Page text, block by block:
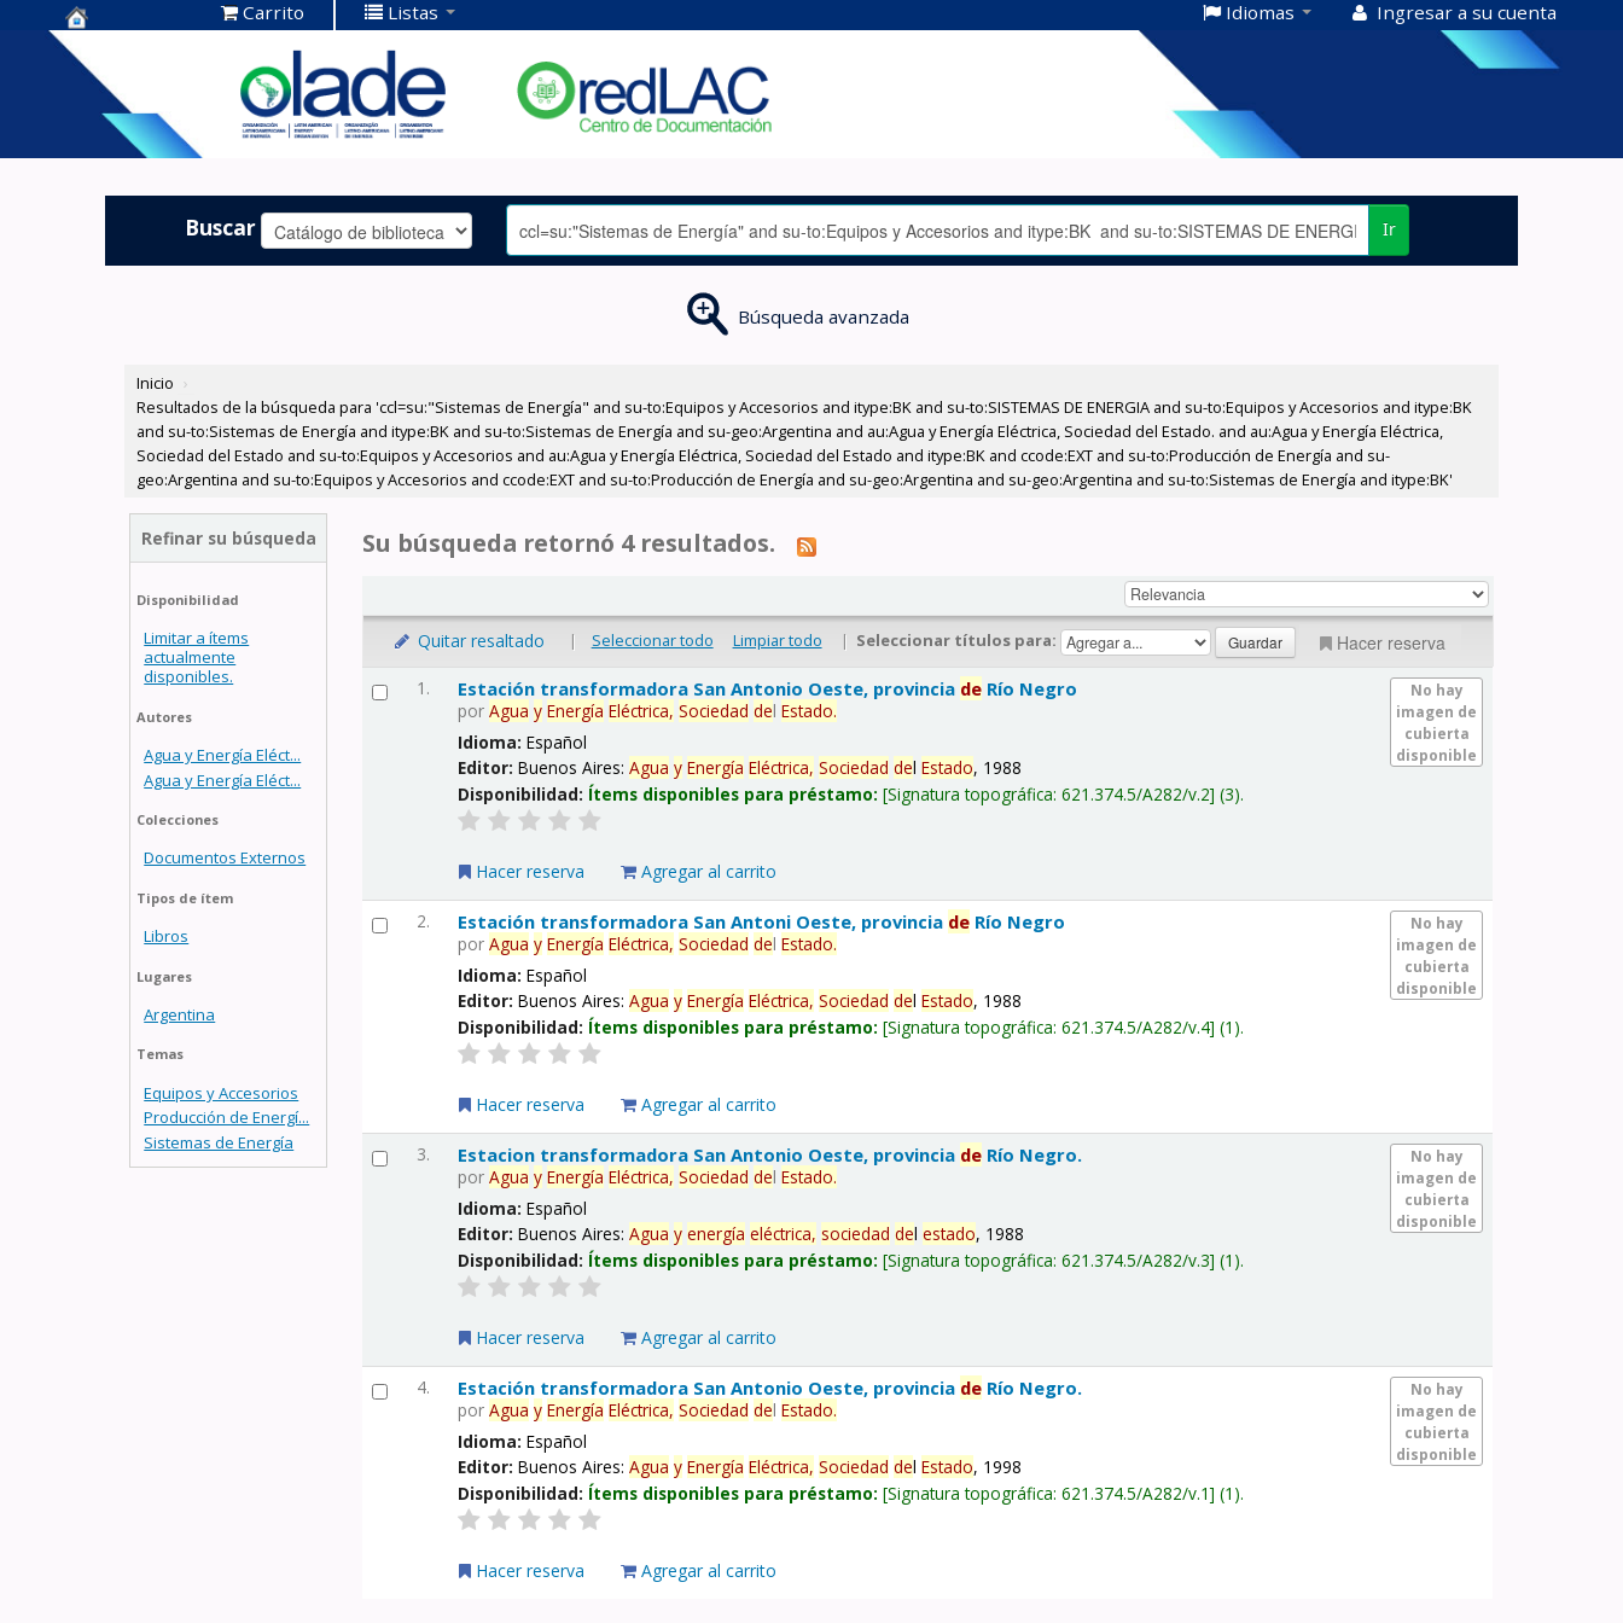
Centro de
Documentación
OLADE -
Carrito Listas Idiomas Ingresar a su cuenta
Buscar Ir
Búsqueda avanzada
Inicio ›
Resultados de la búsqueda para 'ccl=su:"Sistemas de Energía" and su-to:Equipos y Accesorios and itype:BK and su-to:SISTEMAS DE ENERGIA and su-to:Equipos y Accesorios and itype:BK
and su-to:Sistemas de Energía and itype:BK and su-to:Sistemas de Energía and su-geo:Argentina and au:Agua y Energía Eléctrica, Sociedad del Estado. and au:Agua y Energía Eléctrica,
Sociedad del Estado and su-to:Equipos y Accesorios and au:Agua y Energía Eléctrica, Sociedad del Estado and itype:BK and ccode:EXT and su-to:Producción de Energía and su-
geo:Argentina and su-to:Equipos y Accesorios and ccode:EXT and su-to:Producción de Energía and su-geo:Argentina and su-geo:Argentina and su-to:Sistemas de Energía and itype:BK'
Refinar su búsqueda
Disponibilidad
Limitar a ítems
actualmente
disponibles.
Autores
Agua y Energía Eléct...
Agua y Energía Eléct...
Colecciones
Documentos Externos
Tipos de ítem
Libros
Lugares
Argentina
Temas
Equipos y Accesorios
Producción de Energí...
Sistemas de Energía
Su búsqueda retornó 4 resultados.
Quitar resaltado | Seleccionar todo Limpiar todo | Seleccionar títulos para: Hacer reserva
1.
No hay
imagen de
cubierta
disponible
Estación transformadora San Antonio Oeste, provincia de Río Negro
porAgua y Energía Eléctrica, Sociedad delEstado.
Idioma:Español
Editor:Buenos Aires:Agua y Energía Eléctrica, Sociedad delEstado, 1988
Disponibilidad: Ítems disponibles para préstamo: Signatura topográfica:621.374.5/A282/v.2 (3).
Hacer reserva Agregar al carrito
2.
No hay
imagen de
cubierta
disponible
Estación transformadora San Antoni Oeste, provincia de Río Negro
porAgua y Energía Eléctrica, Sociedad delEstado.
Idioma:Español
Editor:Buenos Aires:Agua y Energía Eléctrica, Sociedad delEstado, 1988
Disponibilidad: Ítems disponibles para préstamo: Signatura topográfica:621.374.5/A282/v.4 (1).
Hacer reserva Agregar al carrito
3.
No hay
imagen de
cubierta
disponible
Estacion transformadora San Antonio Oeste, provincia de Río Negro.
porAgua y Energía Eléctrica, Sociedad delEstado.
Idioma:Español
Editor:Buenos Aires:Agua y energía eléctrica, sociedad delestado, 1988
Disponibilidad: Ítems disponibles para préstamo: Signatura topográfica:621.374.5/A282/v.3 (1).
Hacer reserva Agregar al carrito
4.
No hay
imagen de
cubierta
disponible
Estación transformadora San Antonio Oeste, provincia de Río Negro.
porAgua y Energía Eléctrica, Sociedad delEstado.
Idioma:Español
Editor:Buenos Aires:Agua y Energía Eléctrica, Sociedad delEstado, 1998
Disponibilidad: Ítems disponibles para préstamo: Signatura topográfica:621.374.5/A282/v.1 (1).
Hacer reserva Agregar al carrito